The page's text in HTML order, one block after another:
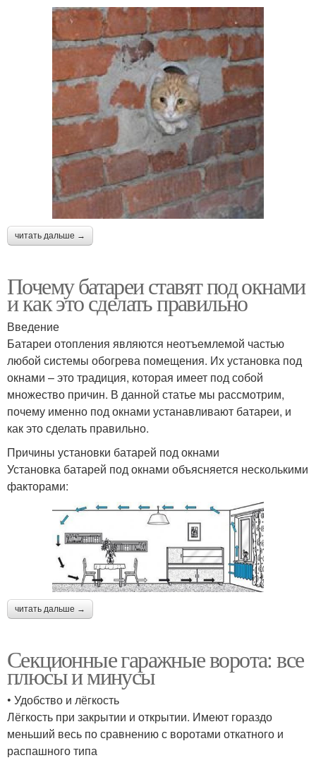
читать дальше →
Почему батареи ставят под окнами
и как это сделать правильно
Введение
Батареи отопления являются неотъемлемой частью
любой системы обогрева помещения. Их установка под
окнами – это традиция, которая имеет под собой
множество причин. В данной статье мы рассмотрим,
почему именно под окнами устанавливают батареи, и
как это сделать правильно.
Причины установки батарей под окнами
Установка батарей под окнами объясняется несколькими
факторами:
читать дальше →
Секционные гаражные ворота: все
плюсы и минусы
• Удобство и лёгкость
Лёгкость при закрытии и открытии. Имеют гораздо
меньший весь по сравнению с воротами откатного и
распашного типа